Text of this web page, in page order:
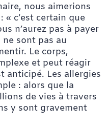
nous aimerions
c’est certain que
n’aurez pas à payer
sont pas au
Le corps,
et peut réagir
anticipé. Les allergies
: alors que la
de vies à travers
y sont gravement